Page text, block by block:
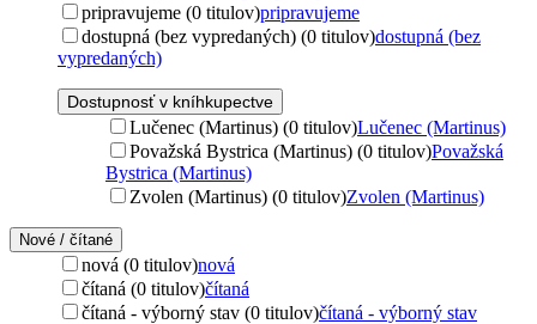
pripravujeme (0 titulov)pripravujeme
dostupná (bez vypredaných) (0 titulov)dostupná (bez
vypredaných)
Dostupnosť v kníhkupectve
Lučenec (Martinus) (0 titulov)Lučenec (Martinus)
Považská Bystrica (Martinus) (0 titulov)Považská
Bystrica (Martinus)
Zvolen (Martinus) (0 titulov)Zvolen (Martinus)
Nové / čítané
nová (0 titulov)nová
čítaná (0 titulov)čítaná
čítaná - výborný stav (0 titulov)čítaná - výborný stav